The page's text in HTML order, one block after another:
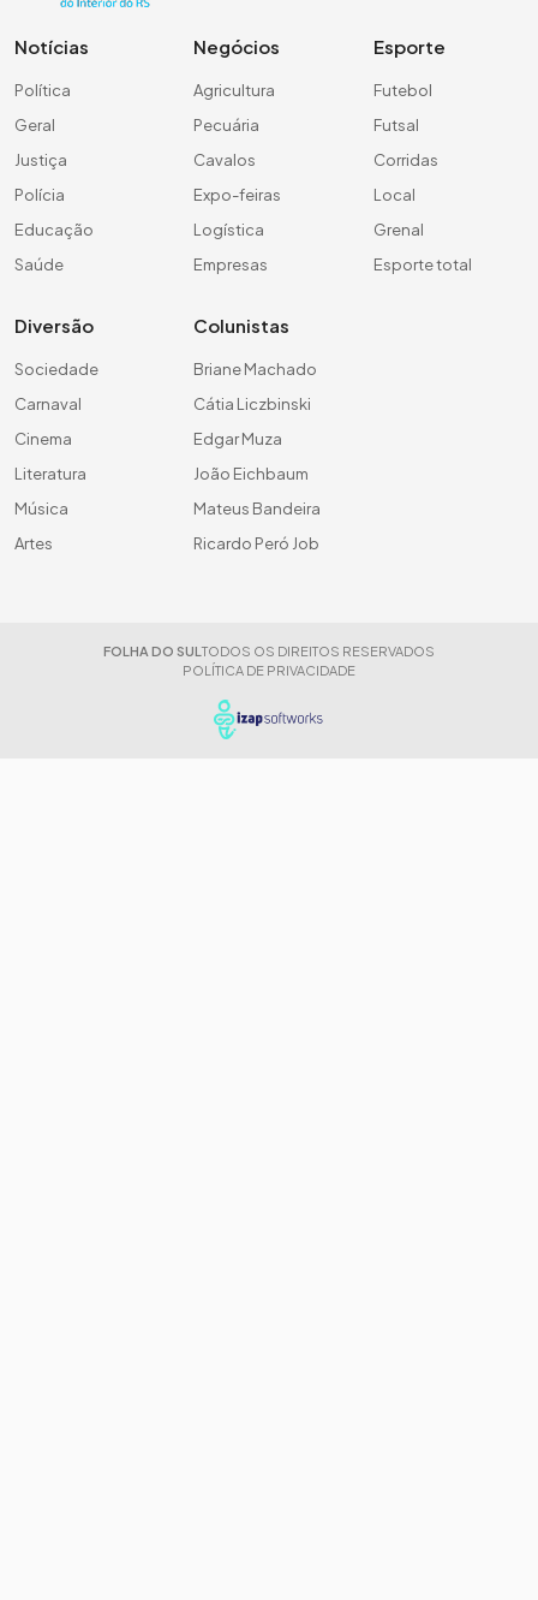
Notícias
Política
Geral
Justiça
Polícia
Educação
Saúde
Negócios
Agricultura
Pecuária
Cavalos
Expo-feiras
Logística
Empresas
Esporte
Futebol
Futsal
Corridas
Local
Grenal
Esporte total
Diversão
Sociedade
Carnaval
Cinema
Literatura
Música
Artes
Colunistas
Briane Machado
Cátia Liczbinski
Edgar Muza
João Eichbaum
Mateus Bandeira
Ricardo Peró Job
FOLHA DO SUL TODOS OS DIREITOS RESERVADOS
POLÍTICA DE PRIVACIDADE